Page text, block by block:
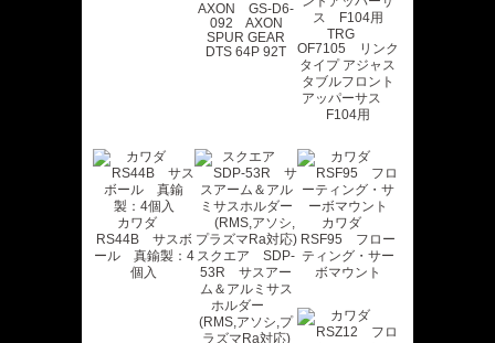
AXON GS-D6-
092 AXON
SPUR GEAR
DTS 64P 92T
TRG
OF7105 リンク
タイプ アジャス
タブルフロント
アッパーサス
F104用
カワダ
RS44B サスボ
ール 真鍮製：4
個入
スクエア SDP-
53R サスアー
ム＆アルミサス
ホルダー
(RMS,アソシ,プ
ラズマRa対応)
カワダ
RSF95 フロー
ティング・サー
ボマウント